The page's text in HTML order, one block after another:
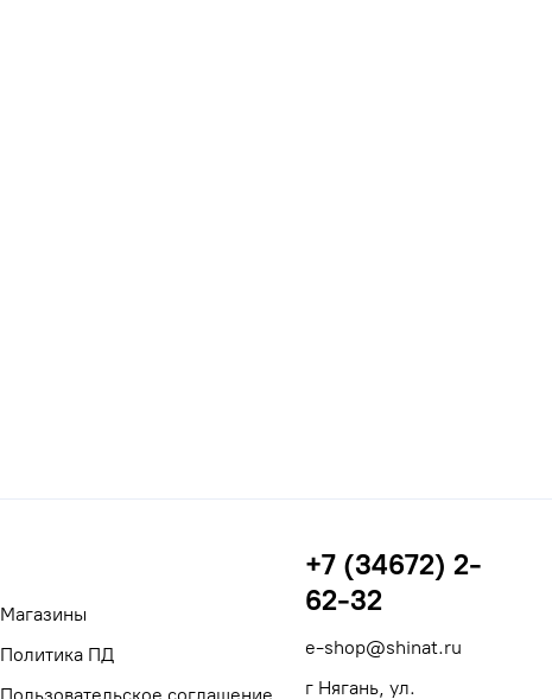
Магазины
Политика ПД
+7 (34672) 2-
62-32
e-shop@shinat.ru
г Нягань, ул.